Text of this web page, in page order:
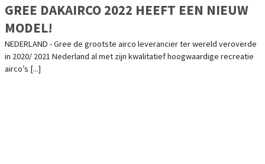
GREE DAKAIRCO 2022 HEEFT EEN NIEUW
MODEL!
NEDERLAND - Gree de grootste airco leverancier ter wereld veroverde
in 2020/ 2021 Nederland al met zijn kwalitatief hoogwaardige recreatie
airco’s [...]